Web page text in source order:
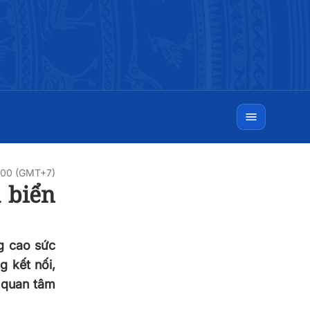
(GMT+7)
biển
cao sức
kết nối,
tâm